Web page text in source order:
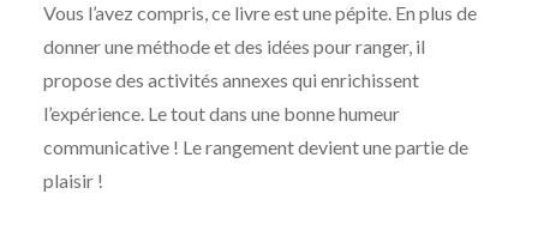
Vous l’avez compris, ce livre est une pépite. En plus de
donner une méthode et des idées pour ranger, il
propose des activités annexes qui enrichissent
l’expérience. Le tout dans une bonne humeur
communicative ! Le rangement devient une partie de
plaisir !